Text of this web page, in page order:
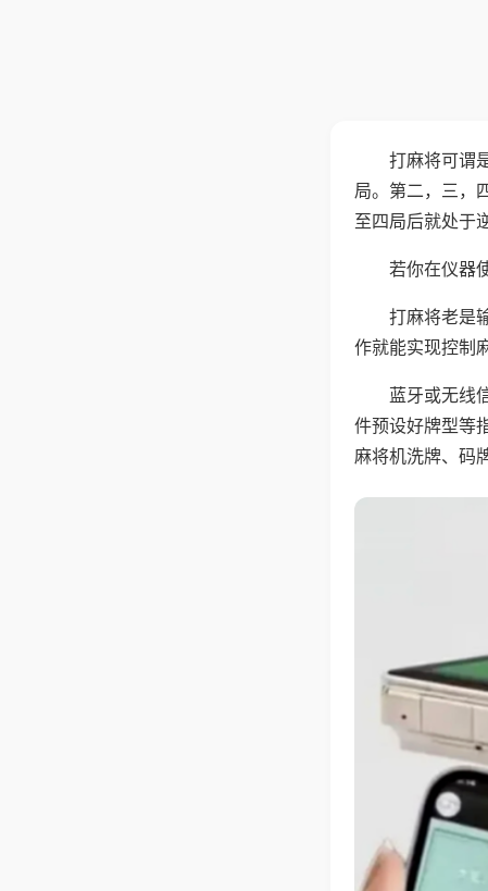
打麻将可谓
局。第二，三，
至四局后就处于
若你在仪器
打麻将老是
作就能实现控制
蓝牙或无线
件预设好牌型等
麻将机洗牌、码